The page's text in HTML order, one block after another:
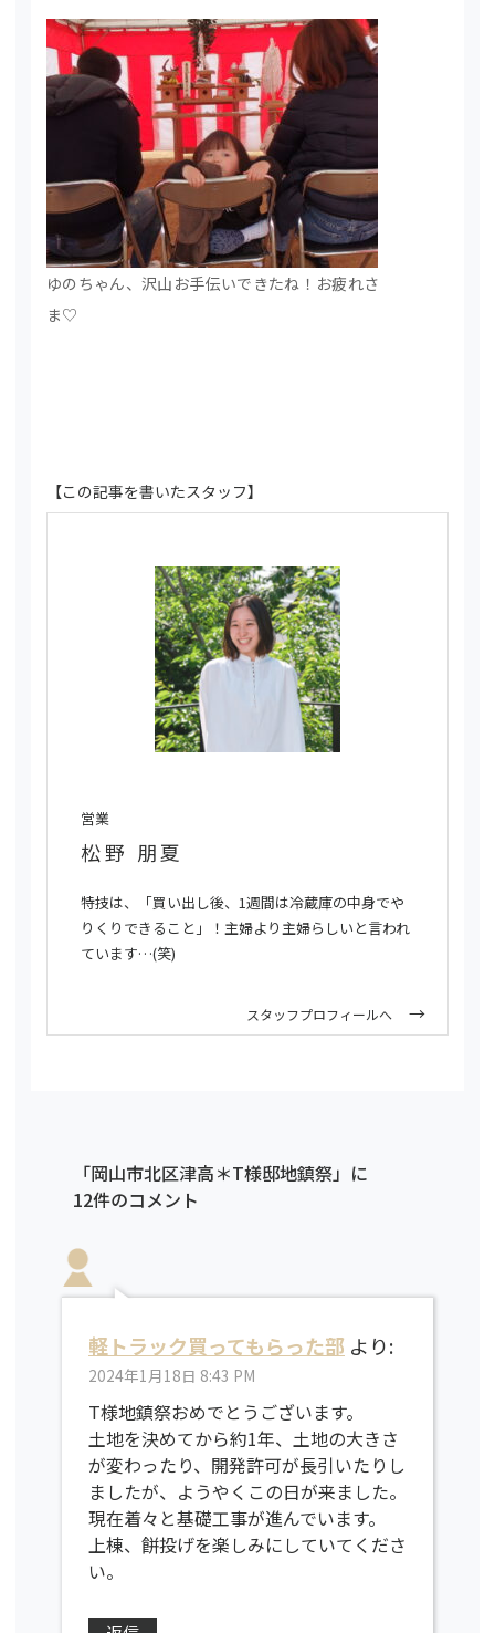
ゆのちゃん、沢山お手伝いできたね！お疲れさ
ま♡
【この記事を書いたスタッフ】
営業
松野 朋夏
特技は、「買い出し後、1週間は冷蔵庫の中身でや
りくりできること」！主婦より主婦らしいと言われ
ています…(笑)
スタッフプロフィールへ
「岡山市北区津高＊T様邸地鎮祭」に
12件のコメント
軽トラック買ってもらった部 より:
2024年1月18日 8:43 PM
T様地鎮祭おめでとうございます。
土地を決めてから約1年、土地の大きさ
が変わったり、開発許可が長引いたりし
ましたが、ようやくこの日が来ました。
現在着々と基礎工事が進んでいます。
上棟、餅投げを楽しみにしていてくださ
い。